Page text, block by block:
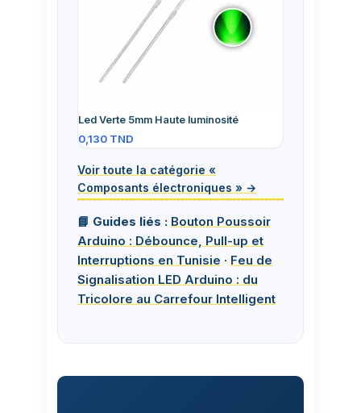
Led Verte 5mm Haute luminosité
0,130 TND
Voir toute la catégorie «
Composants électroniques » →
📘 Guides liés : Bouton Poussoir
Arduino : Débounce, Pull-up et
Interruptions en Tunisie · Feu de
Signalisation LED Arduino : du
Tricolore au Carrefour Intelligent